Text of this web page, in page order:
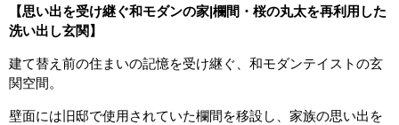
【思い出を受け継ぐ和モダンの家|欄間・桜の丸太を再利用した
洗い出し玄関】
建て替え前の住まいの記憶を受け継ぐ、和モダンテイストの玄
関空間。
壁面には旧邸で使用されていた欄間を移設し、家族の思い出を